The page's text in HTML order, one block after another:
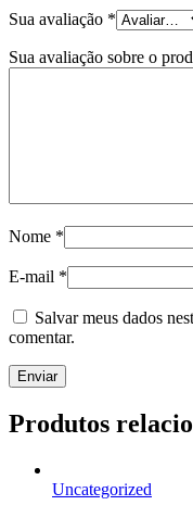
Sua avaliação *
Sua avaliação sobre o
Nome *
E-mail *
Salvar meus dados
comentar.
Produtos
Uncategorized